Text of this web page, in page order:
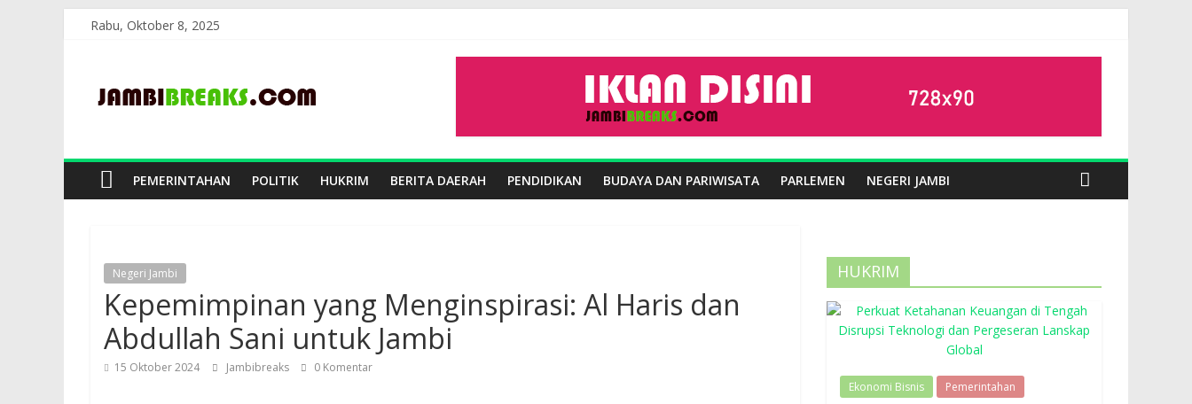
Rabu, Oktober 8, 2025
JambiBreaks
PEMERINTAHAN POLITIK HUKRIM BERITA DAERAH PENDIDIKAN BUDAYA DAN PARIWISATA PARLEMEN NEGERI JAMBI
Negeri Jambi
Kepemimpinan yang Menginspirasi: Al Haris dan
Abdullah Sani untuk Jambi
15 Oktober 2024 Jambibreaks 0 Komentar
HUKRIM
Ekonomi Bisnis Pemerintahan